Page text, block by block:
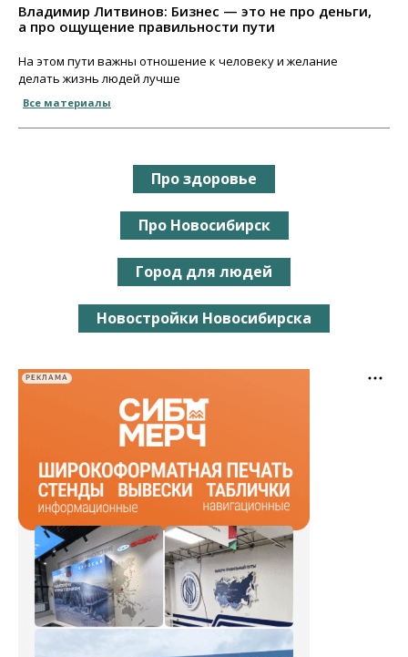
Владимир Литвинов: Бизнес — это не про деньги,
а про ощущение правильности пути
На этом пути важны отношение к человеку и желание
делать жизнь людей лучше
Все материалы
Про здоровье
Про Новосибирск
Город для людей
Новостройки Новосибирска
РЕКЛАМА